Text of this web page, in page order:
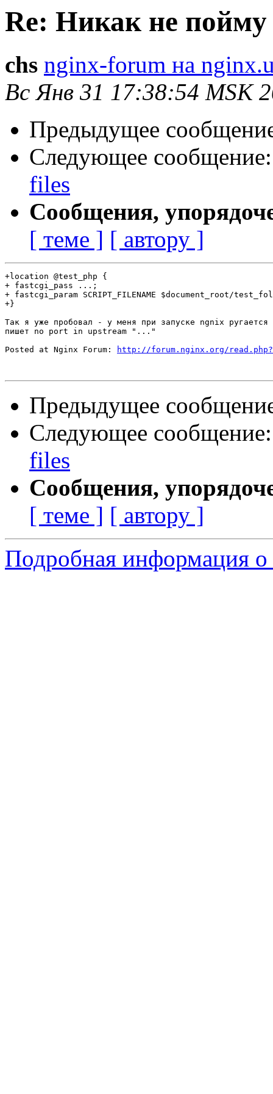
Re: Никак не
chs nginx-forum на
Вс Янв 31 17:38:54 MSK
Предыдущее
Следующее
files
Сообщения,
[ теме ] [ автору ]
+location @test_php {
+ fastcgi_pass ...;
+ fastcgi_param SCRIPT_FILENAME $document_root/
+}
Так я уже пробовал - у меня при запуске ngnix
пишет no port in upstream "..."
Posted at Nginx Forum:
http://forum.nginx.org/
Предыдущее
Следующее
files
Сообщения,
[ теме ] [ автору ]
Подробная информация